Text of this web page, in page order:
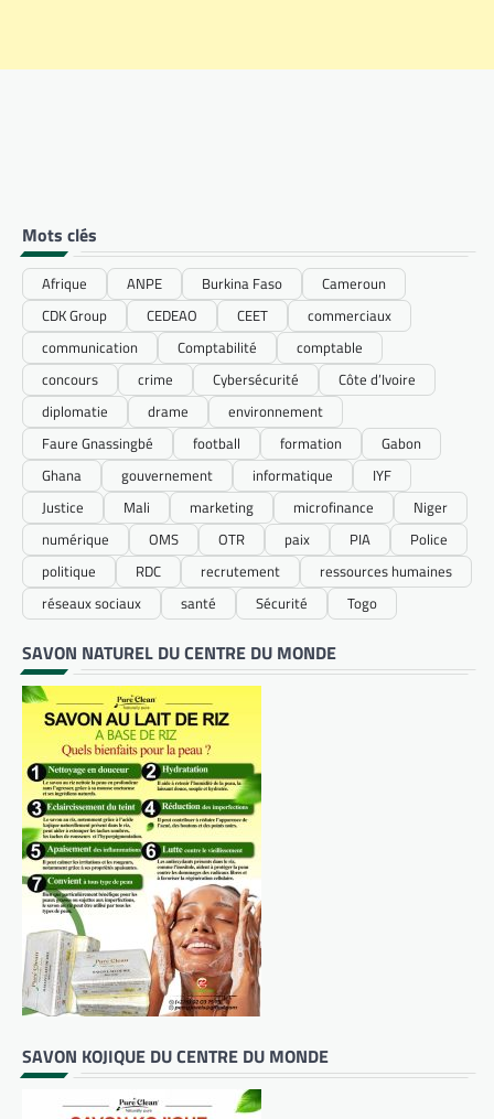
Mots clés
Afrique ANPE Burkina Faso
Cameroun
CDK Group
CEDEAO CEET
commerciaux
communication
Comptabilité
comptable
concours
crime Cybersécurité
Côte d’Ivoire
diplomatie
drame
environnement
Faure Gnassingbé
football formation
Gabon
Ghana
gouvernement informatique
IYF
Justice
Mali marketing microfinance
Niger
numérique
OMS OTR paix PIA
Police
politique
RDC recrutement
ressources humaines
réseaux sociaux
santé Sécurité Togo
SAVON NATUREL DU CENTRE DU MONDE
SAVON KOJIQUE DU CENTRE DU MONDE